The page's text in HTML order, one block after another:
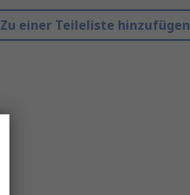
Zu einer Teileliste hinzufügen